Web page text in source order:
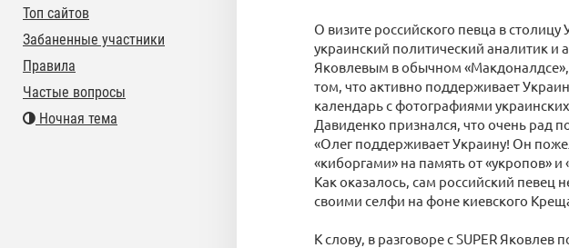
О визите российского певца в
украинский политический аналитик и
Яковлевым в обычном «Макдоналдсе»,
том, что активно поддерживает
календарь с фотографиями
Давиденко признался, что очень рад
«Олег поддерживает Украину! Он
«киборгами» на память от «укропов»
Как оказалось, сам российский певец
своими селфи на фоне киевского
К слову, в разговоре с SUPER
Топ сайтов
Забаненные участники
Правила
Частые вопросы
Ночная тема